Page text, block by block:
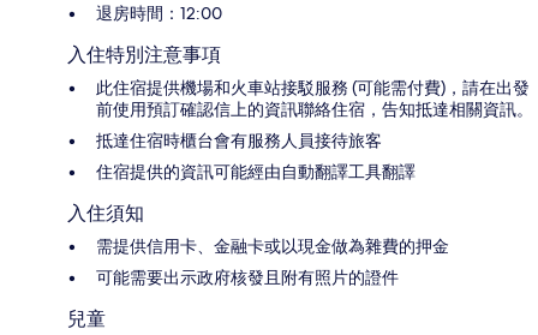
退房時間：12:00
入住特別注意事項
此住宿提供機場和火車站接駁服務 (可能需付費)，請在出發
前使用預訂確認信上的資訊聯絡住宿，告知抵達相關資訊。
抵達住宿時櫃台會有服務人員接待旅客
住宿提供的資訊可能經由自動翻譯工具翻譯
入住須知
需提供信用卡、金融卡或以現金做為雜費的押金
可能需要出示政府核發且附有照片的證件
兒童